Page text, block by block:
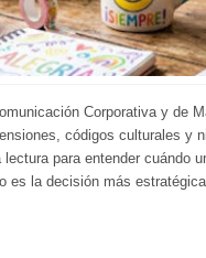
Corporativa y de
códigos culturales y
para entender cuándo
es la decisión más